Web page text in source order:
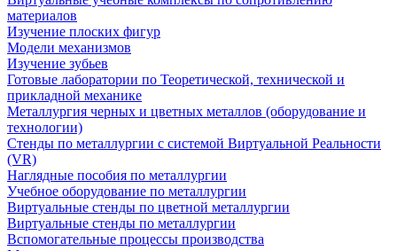
материалов
Изучение плоских фигур
Модели механизмов
Изучение зубьев
Готовые лаборатории по Теоретической, технической и
прикладной механике
Металлургия черных и цветных металлов (оборудование и
технологии)
Cтенды по металлургии с системой Виртуальной Реальности
(VR)
Наглядные пособия по металлургии
Учебное оборудование по металлургии
Виртуальные стенды по цветной металлургии
Виртуальные стенды по металлургии
Вспомогательные процессы производства